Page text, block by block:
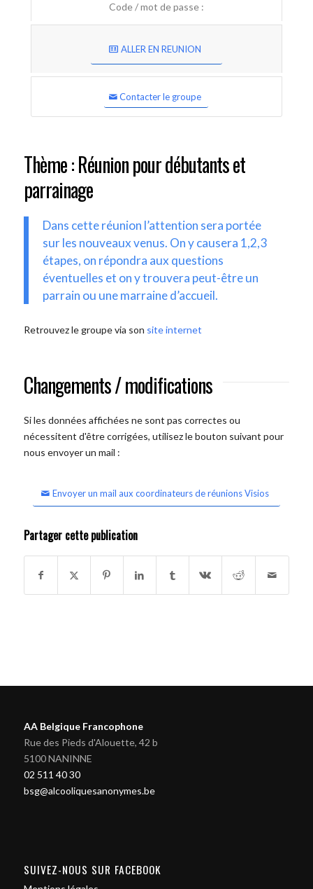
Code / mot de passe :
ALLER EN REUNION
Contacter le groupe
Thème : Réunion pour débutants et
parrainage
Dans cette réunion l’attention sera portée
sur les nouveaux venus. On y causera 1,2,3
étapes, on répondra aux questions
éventuelles et on y trouvera peut-être un
parrain ou une marraine d’accueil.
Retrouvez le groupe via son site internet
Changements / modifications
Si les données affichées ne sont pas correctes ou
nécessitent d'être corrigées, utilisez le bouton suivant pour
nous envoyer un mail :
Envoyer un mail aux coordinateurs de réunions Visios
Partager cette publication
AA Belgique Francophone
Rue des Pieds d'Alouette, 42 b
5100 NANINNE
02 511 40 30
bsg@alcooliquesanonymes.be
SUIVEZ-NOUS SUR FACEBOOK